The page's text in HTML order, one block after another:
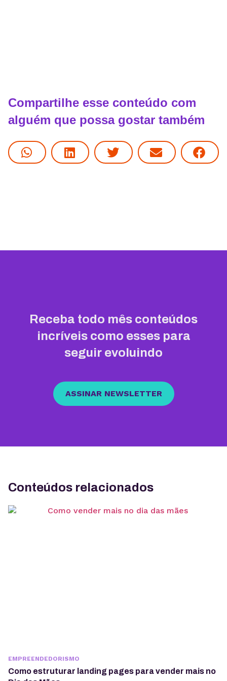
Compartilhe esse conteúdo com
alguém que possa gostar também
Receba todo mês conteúdos
incríveis como esses para
seguir evoluindo
ASSINAR NEWSLETTER
Conteúdos relacionados
EMPREENDEDORISMO
Como estruturar landing pages para vender mais no